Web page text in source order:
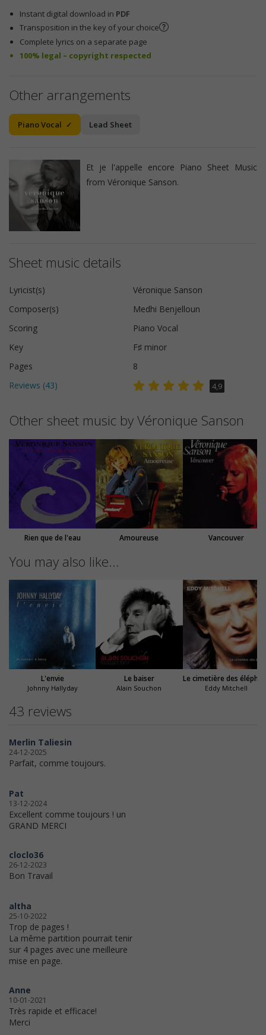
Instant digital download in PDF
Transposition in the key of your choice
Complete lyrics on a separate page
100% legal – copyright respected
Other arrangements
Piano Vocal Lead Sheet
Et je l'appelle encore Piano Sheet Music
from Véronique Sanson.
Sheet music details
Lyricist(s)
Véronique Sanson
Composer(s)
Medhi Benjelloun
Scoring
Piano Vocal
Key
F♯ minor
Pages
8
Reviews (43) 4,9
Other sheet music by Véronique Sanson
Rien que de l'eau Amoureuse Vancouver
You may also like...
L'envie
Johnny Hallyday
Le baiser
Alain Souchon Eddy Mitchell
43 reviews
Merlin Taliesin
24-12-2025
Parfait, comme toujours.
Pat
13-12-2024
Excellent comme toujours ! un
GRAND MERCI
cloclo36
26-12-2023
Bon Travail
altha
25-10-2022
Trop de pages !
La même partition pourrait tenir
sur 4 pages avec une meilleure
mise en page.
Anne
10-01-2021
Très rapide et efficace!
Merci